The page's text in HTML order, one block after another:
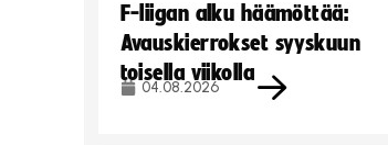
F-liigan alku häämöttää:
Avauskierrokset syyskuun
toisella viikolla
04.08.2026